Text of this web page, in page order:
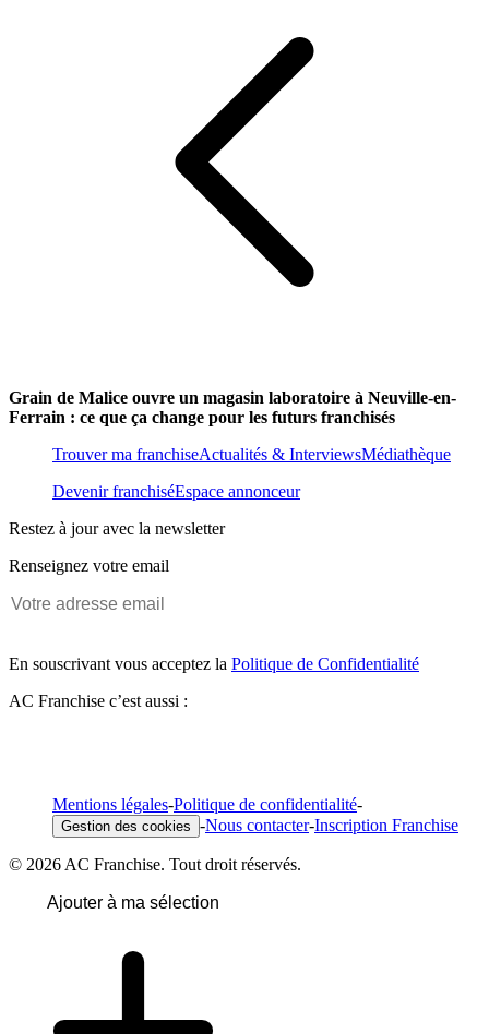
Grain de Malice ouvre un magasin laboratoire à Neuville-en-
Ferrain : ce que ça change pour les futurs franchisés
Trouver ma franchiseActualités & InterviewsMédiathèque
Devenir franchiséEspace annonceur
Restez à jour avec la newsletter
Renseignez votre email
En souscrivant vous acceptez la Politique de Confidentialité
AC Franchise c’est aussi :
Mentions légales-Politique de confidentialité-
Gestion des cookies -Nous contacter-Inscription Franchise
© 2026 AC Franchise. Tout droit réservés.
Ajouter à ma sélection